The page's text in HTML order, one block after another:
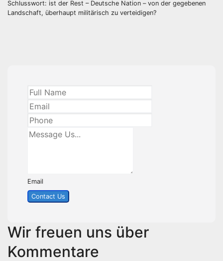
Schlusswort: ist der Rest – Deutsche Nation – von der gegebenen
Landschaft, überhaupt militärisch zu verteidigen?
Email
Contact Us
Wir freuen uns über
Kommentare